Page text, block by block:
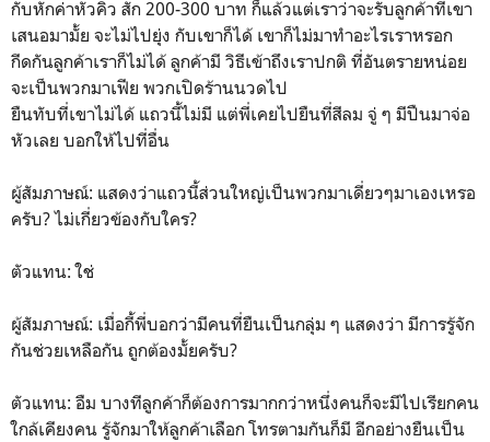
กับหักค่าหัวคิว สัก 200-300 บาท ก็แล้วแต่เราว่าจะรับลูกค้าที่เขา
เสนอมามั้ย จะไม่ไปยุ่ง กับเขาก็ได้ เขาก็ไม่มาทำอะไรเราหรอก
กีดกันลูกค้าเราก็ไม่ได้ ลูกค้ามี วิธีเข้าถึงเราปกติ ที่อันตรายหน่อย
จะเป็นพวกมาเฟีย พวกเปิดร้านนวดไป
ยืนทับที่เขาไม่ได้ แถวนี้ไม่มี แต่พี่เคยไปยืนที่สีลม จู่ ๆ มีปืนมาจ่อ
หัวเลย บอกให้ไปที่อื่น
ผู้สัมภาษณ์: แสดงว่าแถวนี้ส่วนใหญ่เป็นพวกมาเดี่ยวๆมาเองเหรอ
ครับ? ไม่เกี่ยวข้องกับใคร?
ตัวแทน: ใช่
ผู้สัมภาษณ์: เมื่อกี้พี่บอกว่ามีคนที่ยืนเป็นกลุ่ม ๆ แสดงว่า มีการรู้จัก
กันช่วยเหลือกัน ถูกต้องมั้ยครับ?
ตัวแทน: อืม บางทีลูกค้าก็ต้องการมากกว่าหนึ่งคนก็จะมีไปเรียกคน
ใกล้เคียงคน รู้จักมาให้ลูกค้าเลือก โทรตามกันก็มี อีกอย่างยืนเป็น